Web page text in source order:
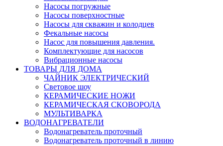
Насосы погружные
Насосы поверхностные
Насосы для скважин и колодцев
Фекальные насосы
Насос для повышения давления.
Комплектующие для насосов
Вибрационные насосы
ТОВАРЫ ДЛЯ ДОМА
ЧАЙНИК ЭЛЕКТРИЧЕСКИЙ
Световое шоу
КЕРАМИЧЕСКИЕ НОЖИ
КЕРАМИЧЕСКАЯ СКОВОРОДА
МУЛЬТИВАРКА
ВОДОНАГРЕВАТЕЛИ
Водонагреватель проточный
Водонагреватель проточный в линию